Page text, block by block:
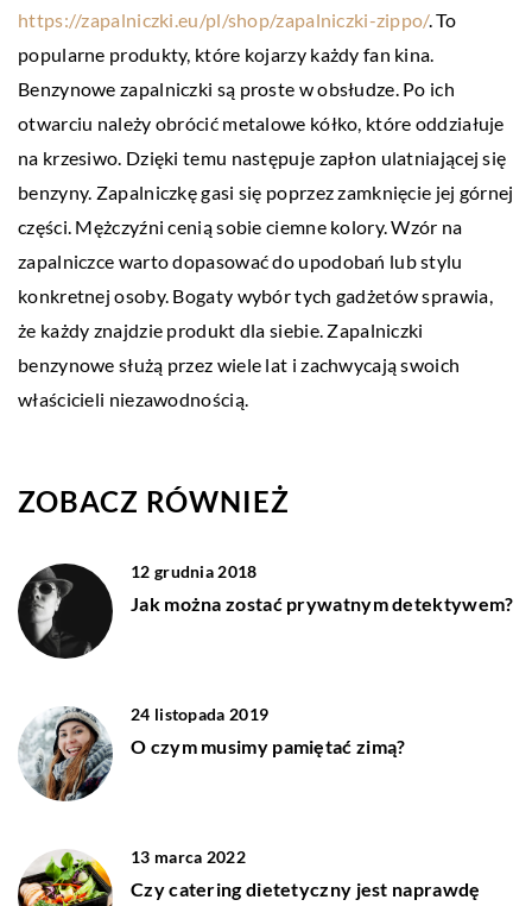
https://zapalniczki.eu/pl/shop/zapalniczki-zippo/. To
popularne produkty, które kojarzy każdy fan kina.
Benzynowe zapalniczki są proste w obsłudze. Po ich
otwarciu należy obrócić metalowe kółko, które oddziałuje
na krzesiwo. Dzięki temu następuje zapłon ulatniającej się
benzyny. Zapalniczkę gasi się poprzez zamknięcie jej górnej
części. Mężczyźni cenią sobie ciemne kolory. Wzór na
zapalniczce warto dopasować do upodobań lub stylu
konkretnej osoby. Bogaty wybór tych gadżetów sprawia,
że każdy znajdzie produkt dla siebie. Zapalniczki
benzynowe służą przez wiele lat i zachwycają swoich
właścicieli niezawodnością.
ZOBACZ RÓWNIEŻ
12 grudnia 2018
Jak można zostać prywatnym detektywem?
24 listopada 2019
O czym musimy pamiętać zimą?
13 marca 2022
Czy catering dietetyczny jest naprawdę